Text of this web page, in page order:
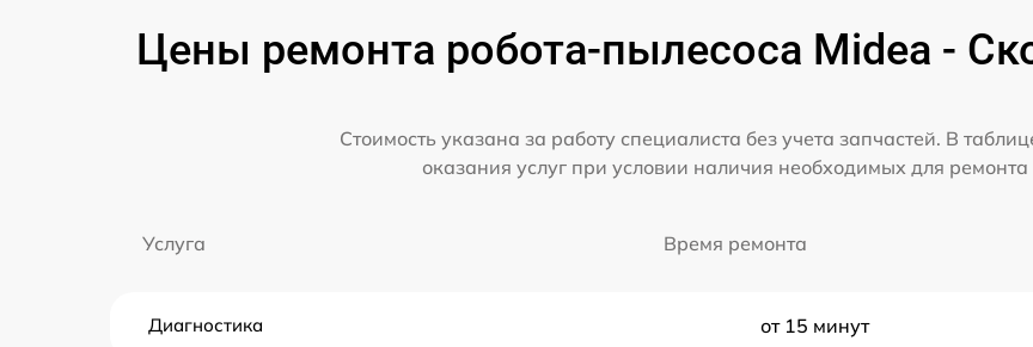
Цены ремонта робота-пылесоса Midea -
Стоимость указана за работу специалиста без учета запчастей. В
оказания услуг при условии наличия необходимых для
Услуга Время ремонта
Диагностика от 15 минут